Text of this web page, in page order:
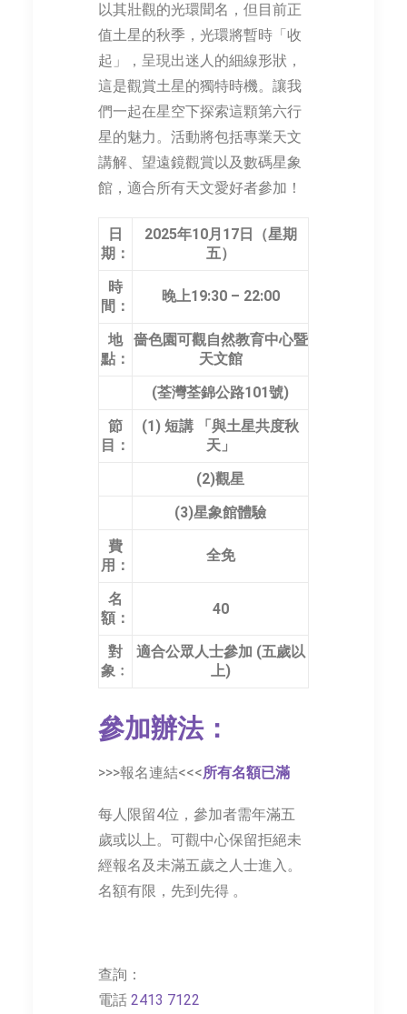
以其壯觀的光環聞名，但目前正
值土星的秋季，光環將暫時「收
起」，呈現出迷人的細線形狀，
這是觀賞土星的獨特時機。讓我
們一起在星空下探索這顆第六行
星的魅力。活動將包括專業天文
講解、望遠鏡觀賞以及數碼星象
館，適合所有天文愛好者參加！
日
期：
2025年10月17日（星期
五）
時
間：
晚上19:30 – 22:00
地
點：
嗇色園可觀自然教育中心暨
天文館
(荃灣荃錦公路101號)
節
目：
(1) 短講 「與土星共度秋
天」
(2)觀星
(3)星象館體驗
費
用：
全免
名
額：
40
對
象﹕
適合公眾人士參加 (五歲以
上)
參加辦法：
>>>報名連結<<<所有名額已滿
每人限留4位，參加者需年滿五
歲或以上。可觀中心保留拒絕未
經報名及未滿五歲之人士進入。
名額有限，先到先得 。
查詢：
電話 2413 7122